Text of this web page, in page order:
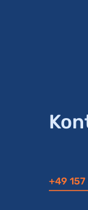
+49